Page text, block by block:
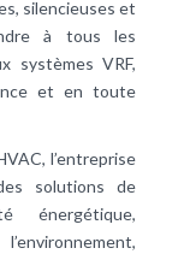
silencieuses et
à tous les
systèmes VRF,
et en toute
l’entreprise
solutions de
énergétique,